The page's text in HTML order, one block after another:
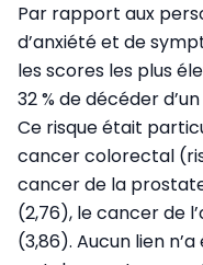
Par rapport aux
d’anxiété et de
les scores les plus
32 % de décéder
Ce risque était
cancer colorectal
cancer de la
(2,76), le cancer de
(3,86). Aucun lien